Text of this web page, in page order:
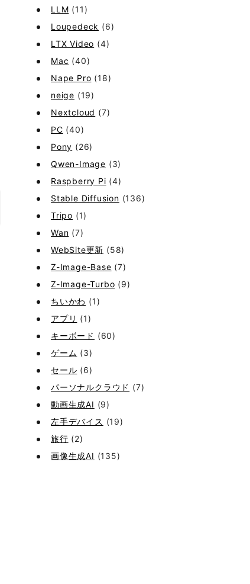
LLM (11)
Loupedeck (6)
LTX Video (4)
Mac (40)
Nape Pro (18)
neige (19)
Nextcloud (7)
PC (40)
Pony (26)
Qwen-Image (3)
Raspberry Pi (4)
Stable Diffusion (136)
Tripo (1)
Wan (7)
WebSite更新 (58)
Z-Image-Base (7)
Z-Image-Turbo (9)
ちいかわ (1)
アプリ (1)
キーボード (60)
ゲーム (3)
セール (6)
パーソナルクラウド (7)
動画生成AI (9)
左手デバイス (19)
旅行 (2)
画像生成AI (135)